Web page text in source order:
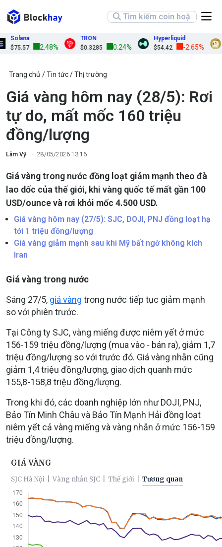
Solana
$75.57
2.48%
TRON
$0.3285
0.24%
Hyperliquid
$54.42
-2.65%
Trang chủ Tin tức Thị trường
Giá vàng hôm nay (28/5): Rơi
tự do, mất mốc 160 triệu
đồng/lượng
Lâm Vỹ 28/05/2026 13:16
Giá vàng trong nước đồng loạt giảm mạnh theo đà
lao dốc của thế giới, khi vàng quốc tế mất gần 100
USD/ounce và rơi khỏi mốc 4.500 USD.
Giá vàng hôm nay (27/5): SJC, DOJI, PNJ đồng loạt hạ
tới 1 triệu đồng/lượng
Giá vàng giảm mạnh sau khi Mỹ bất ngờ không kích
Iran
Giá vàng trong nước
Sáng 27/5, giá vàng trong nước tiếp tục giảm mạnh
so với phiên trước.
Tại Công ty SJC, vàng miếng được niêm yết ở mức
156-159 triệu đồng/lượng (mua vào - bán ra), giảm 1,7
triệu đồng/lượng so với trước đó. Giá vàng nhẫn cũng
giảm 1,4 triệu đồng/lượng, giao dịch quanh mức
155,8-158,8 triệu đồng/lượng.
Trong khi đó, các doanh nghiệp lớn như DOJI, PNJ,
Bảo Tín Minh Châu và Bảo Tín Mạnh Hải đồng loạt
niêm yết cả vàng miếng và vàng nhẫn ở mức 156-159
triệu đồng/lượng.